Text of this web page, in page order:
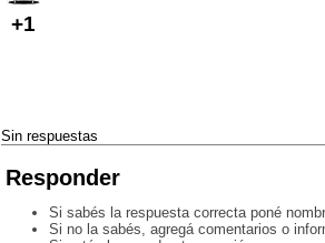
+1
Sin respuestas
Responder
Si sabés la respuesta correcta poné
Si no la sabés, agregá comentarios o